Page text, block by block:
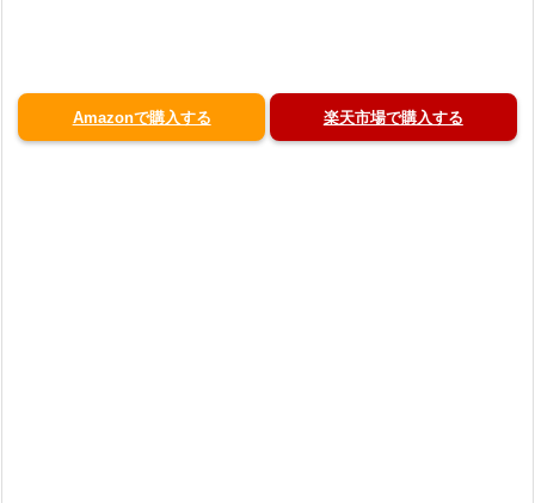
Amazonで購入する 楽天市場で購入する